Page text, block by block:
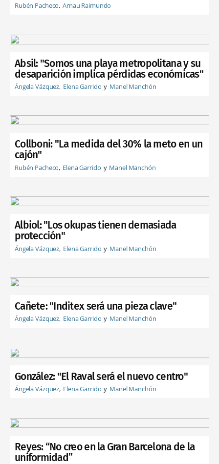
Rubén Pacheco Arnau Raimundo
Absil: "Somos una playa metropolitana y su
desaparición implica pérdidas económicas"
Ángela Vázquez Elena Garrido Manel Manchón
Collboni: "La medida del 30% la meto en un
cajón"
Rubén Pacheco Elena Garrido Manel Manchón
Albiol: "Los okupas tienen demasiada
protección"
Ángela Vázquez Elena Garrido Manel Manchón
Cañete: "Inditex será una pieza clave"
Ángela Vázquez Elena Garrido Manel Manchón
González: "El Raval será el nuevo centro"
Ángela Vázquez Elena Garrido Manel Manchón
Reyes: “No creo en la Gran Barcelona de la
uniformidad”